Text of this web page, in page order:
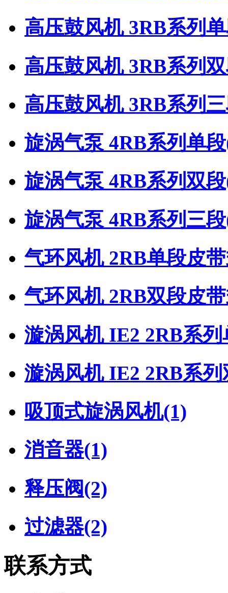
高压鼓风机 3RB系列
高压鼓风机 3RB系列
高压鼓风机 3RB系列
旋涡气泵 4RB系列单段
旋涡气泵 4RB系列双段
旋涡气泵 4RB系列三段
气环风机 2RB单段皮
气环风机 2RB双段皮
漩涡风机 IE2 2RB系列
漩涡风机 IE2 2RB系列
吸顶式旋涡风机(1)
消音器(1)
释压阀(2)
过滤器(2)
联系方式